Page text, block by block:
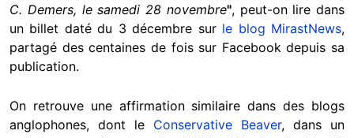
C. Demers, le samedi 28 novembre", peut-on lire dans
un billet daté du 3 décembre sur le blog MirastNews,
partagé des centaines de fois sur Facebook depuis sa
publication.
On retrouve une affirmation similaire dans des blogs
anglophones, dont le Conservative Beaver, dans un